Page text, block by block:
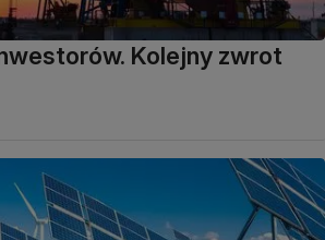
Kolejny zwrot